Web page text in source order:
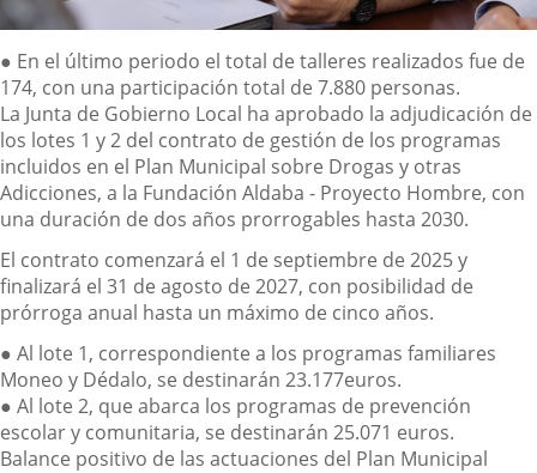
Descripción
● En el último periodo el total de talleres realizados fue de
174, con una participación total de 7.880 personas.
La Junta de Gobierno Local ha aprobado la adjudicación de
los lotes 1 y 2 del contrato de gestión de los programas
incluidos en el Plan Municipal sobre Drogas y otras
Adicciones, a la Fundación Aldaba - Proyecto Hombre, con
una duración de dos años prorrogables hasta 2030.
El contrato comenzará el 1 de septiembre de 2025 y
finalizará el 31 de agosto de 2027, con posibilidad de
prórroga anual hasta un máximo de cinco años.
● Al lote 1, correspondiente a los programas familiares
Moneo y Dédalo, se destinarán 23.177euros.
● Al lote 2, que abarca los programas de prevención
escolar y comunitaria, se destinarán 25.071 euros.
Balance positivo de las actuaciones del Plan Municipal